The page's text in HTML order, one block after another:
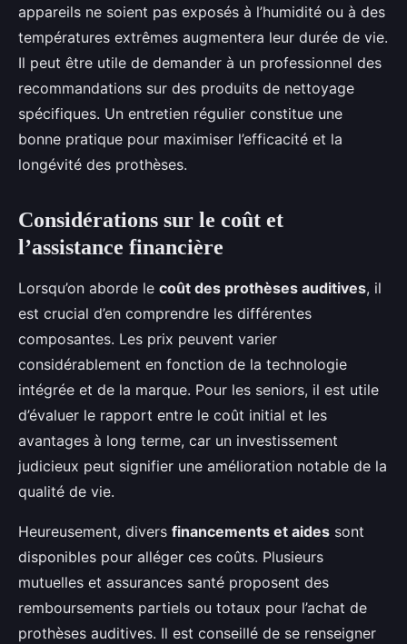
appareils ne soient pas exposés à l’humidité ou à des
températures extrêmes augmentera leur durée de vie.
Il peut être utile de demander à un professionnel des
recommandations sur des produits de nettoyage
spécifiques. Un entretien régulier constitue une
bonne pratique pour maximiser l’efficacité et la
longévité des prothèses.
Considérations sur le coût et
l’assistance financière
Lorsqu’on aborde le coût des prothèses auditives, il
est crucial d’en comprendre les différentes
composantes. Les prix peuvent varier
considérablement en fonction de la technologie
intégrée et de la marque. Pour les seniors, il est utile
d’évaluer le rapport entre le coût initial et les
avantages à long terme, car un investissement
judicieux peut signifier une amélioration notable de la
qualité de vie.
Heureusement, divers financements et aides sont
disponibles pour alléger ces coûts. Plusieurs
mutuelles et assurances santé proposent des
remboursements partiels ou totaux pour l’achat de
prothèses auditives. Il est conseillé de se renseigner